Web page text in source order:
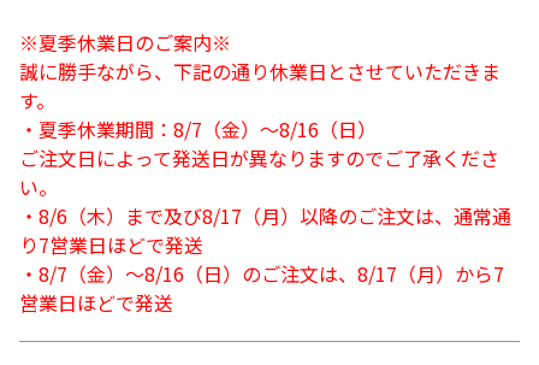
※夏季休業日のご案内※
誠に勝手ながら、下記の通り休業日とさせていただきま
す。
・夏季休業期間：8/7（金）～8/16（日）
ご注文日によって発送日が異なりますのでご了承くださ
い。
・8/6（木）まで及び8/17（月）以降のご注文は、通常通
り7営業日ほどで発送
・8/7（金）～8/16（日）のご注文は、8/17（月）から7
営業日ほどで発送